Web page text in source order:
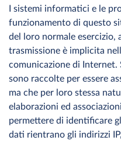
I sistemi informatici e le
funzionamento di questo
del loro normale esercizio,
trasmissione è implicita
comunicazione di
sono raccolte per essere
ma che per loro stessa
elaborazioni ed
permettere di identificare
dati rientrano gli indirizzi